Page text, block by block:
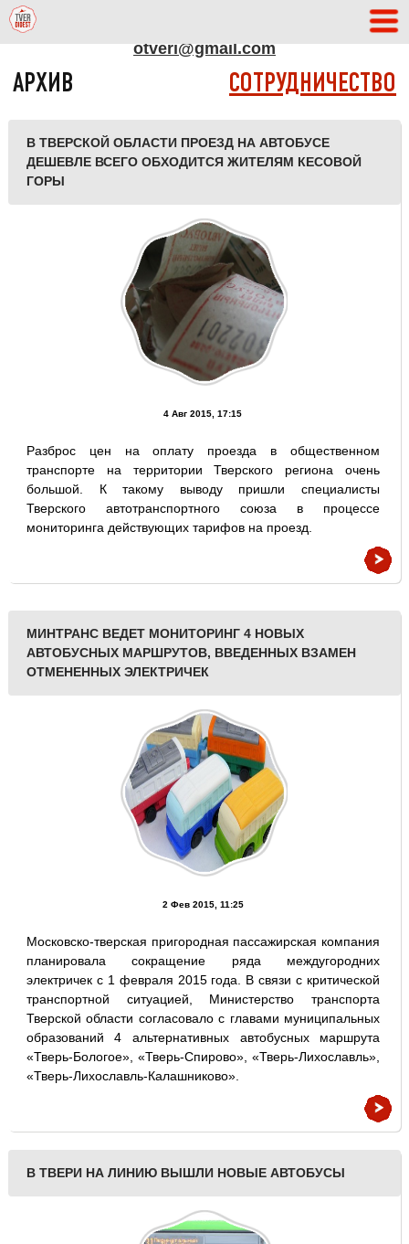
otveri@gmail.com
АРХИВ СОТРУДНИЧЕСТВО
В ТВЕРСКОЙ ОБЛАСТИ ПРОЕЗД НА АВТОБУСЕ
ДЕШЕВЛЕ ВСЕГО ОБХОДИТСЯ ЖИТЕЛЯМ КЕСОВОЙ
ГОРЫ
4 Авг 2015, 17:15
Разброс цен на оплату проезда в общественном
транспорте на территории Тверского региона очень
большой. К такому выводу пришли специалисты
Тверского автотранспортного союза в процессе
мониторинга действующих тарифов на проезд.
МИНТРАНС ВЕДЕТ МОНИТОРИНГ 4 НОВЫХ
АВТОБУСНЫХ МАРШРУТОВ, ВВЕДЕННЫХ ВЗАМЕН
ОТМЕНЕННЫХ ЭЛЕКТРИЧЕК
2 Фев 2015, 11:25
Московско-тверская пригородная пассажирская компания
планировала сокращение ряда междугородних
электричек с 1 февраля 2015 года. В связи с критической
транспортной ситуацией, Министерство транспорта
Тверской области согласовало с главами муниципальных
образований 4 альтернативных автобусных маршрута
«Тверь-Бологое», «Тверь-Спирово», «Тверь-Лихославль»,
«Тверь-Лихославль-Калашниково».
В ТВЕРИ НА ЛИНИЮ ВЫШЛИ НОВЫЕ АВТОБУСЫ